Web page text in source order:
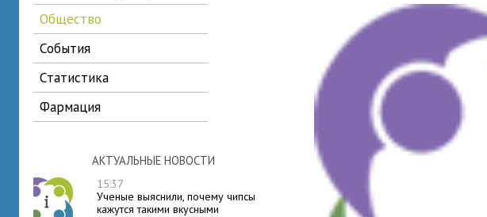
общество
события
статистика
фармация
АКТУАЛЬНЫЕ НОВОСТИ
15:37
Ученые выяснили, почему чипсы
кажутся такими вкусными